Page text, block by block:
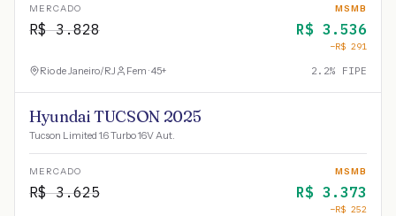
MERCADO
R$3.828
MSMB
R$ 3.536
−R$ 291
Rio de Janeiro/RJ Fem · 45+ 2.2% FIPE
Hyundai TUCSON 2025
Tucson Limited 1.6 Turbo 16V Aut.
MERCADO
R$3.625
MSMB
R$ 3.373
−R$ 252